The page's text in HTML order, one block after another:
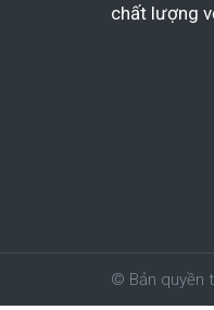
chất lượng
© Bản quyền